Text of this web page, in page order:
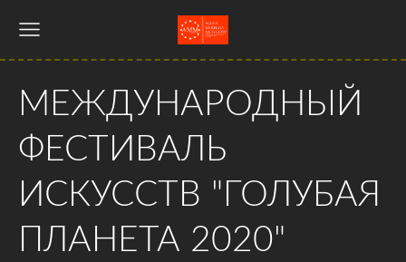
МЕЖДУНАРОДНЫЙ
ФЕСТИВАЛЬ
ИСКУССТВ "ГОЛУБАЯ
ПЛАНЕТА 2020"